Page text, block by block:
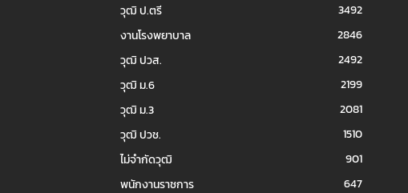
วุฒิ ป.ตรี
3492
งานโรงพยาบาล
2846
วุฒิ ปวส.
2492
วุฒิ ม.6
2199
วุฒิ ม.3
2081
วุฒิ ปวช.
1510
ไม่จำกัดวุฒิ
901
พนักงานราชการ
647